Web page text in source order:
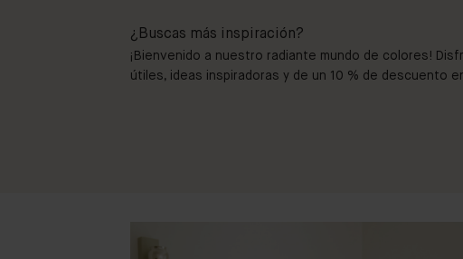
¿Buscas más inspiración?
¡Bienvenido a nuestro radiante mundo de colores!
útiles, ideas inspiradoras y de un 10 % de descuento